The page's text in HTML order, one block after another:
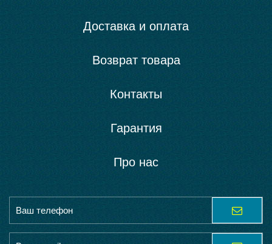
Доставка и оплата
Возврат товара
Контакты
Гарантия
Про нас